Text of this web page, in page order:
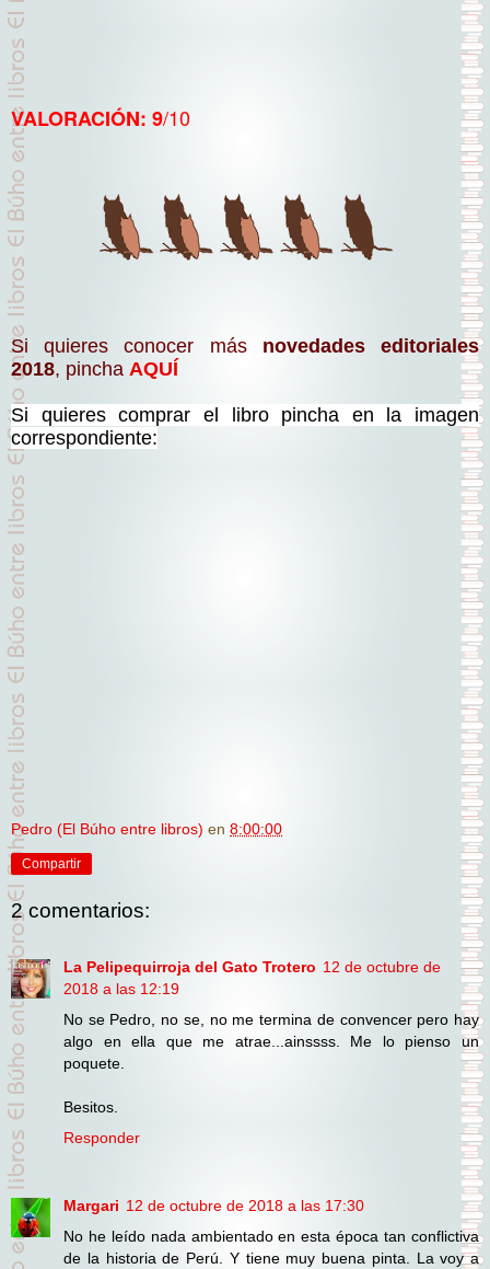
VALORACIÓN: 9/10
Si quieres conocer más novedades editoriales
2018, pincha AQUÍ
Si quieres comprar el libro pincha en la imagen
correspondiente:
Pedro (El Búho entre libros) en 8:00:00
Compartir
2 comentarios:
La Pelipequirroja del Gato Trotero 12 de octubre de
2018 a las 12:19
No se Pedro, no se, no me termina de convencer pero hay
algo en ella que me atrae...ainssss. Me lo pienso un
poquete.
Besitos.
Responder
Margari 12 de octubre de 2018 a las 17:30
No he leído nada ambientado en esta época tan conflictiva
de la historia de Perú. Y tiene muy buena pinta. La voy a